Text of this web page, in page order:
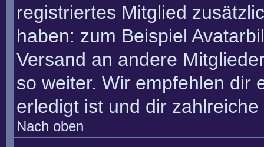
registriertes Mitglied
haben: zum Beispiel
Versand an andere
so weiter. Wir empfehlen dir
erledigt ist und dir
Nach oben